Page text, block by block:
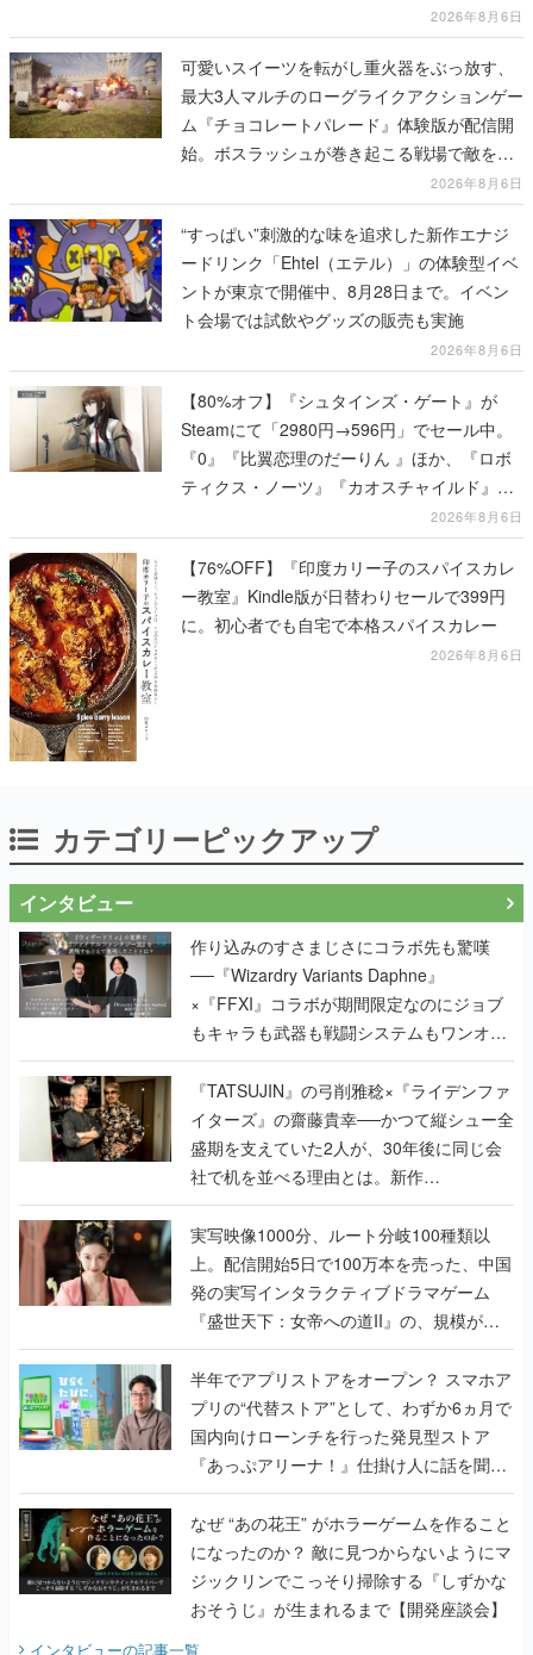
2026年8月6日
可愛いスイーツを転がし重火器をぶっ放す、
最大3人マルチのローグライクアクションゲー
ム『チョコレートパレード』体験版が配信開
始。ボスラッシュが巻き起こる戦場で敵を倒
し、コインを集めてスコアを競い合え2026年8月6日
“すっぱい”刺激的な味を追求した新作エナジ
ードリンク「Ehtel（エテル）」の体験型イベ
ントが東京で開催中、8月28日まで。イベン
ト会場では試飲やグッズの販売も実施
2026年8月6日
【80%オフ】『シュタインズ・ゲート』が
Steamにて「2980円→596円」でセール中。
『0』『比翼恋理のだーりん 』ほか、『ロボ
ティクス・ノーツ』『カオスチャイルド』な
ど科学アドベンチャーシリーズもセール対象
に
2026年8月6日
【76%OFF】『印度カリー子のスパイスカレ
ー教室』Kindle版が日替わりセールで399円
に。初心者でも自宅で本格スパイスカレー
2026年8月6日
カテゴリーピックアップ
インタビュー
作り込みのすさまじさにコラボ先も驚嘆
──『Wizardry Variants Daphne』
×『FFXI』コラボが期間限定なのにジョブ
もキャラも武器も戦闘システムもワンオフ
で作り込まれた理由を両ディレクターに聞
く
『TATSUJIN』の弓削雅稔×『ライデンファ
イターズ』の齋藤貴幸──かつて縦シュー全
盛期を支えていた2人が、30年後に同じ会
社で机を並べる理由とは。新作
『TATSUJIN EXTREME』で初タッグを組
んだレジェンド2人に訊く開発秘話
実写映像1000分、ルート分岐100種類以
上。配信開始5日で100万本を売った、中国
発の実写インタラクティブドラマゲーム
『盛世天下：女帝への道II』の、規模が違
うこだわりをプロデューサーに聞いた
半年でアプリストアをオープン？ スマホア
プリの“代替ストア”として、わずか6ヵ月で
国内向けローンチを行った発見型ストア
『あっぷアリーナ！』仕掛け人に話を聞い
てみた
なぜ “あの花王” がホラーゲームを作ること
になったのか？ 敵に見つからないようにマ
ジックリンでこっそり掃除する『しずかな
おそうじ』が生まれるまで【開発座談会】
インタビューの記事一覧